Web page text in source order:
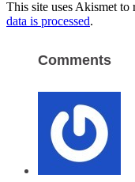
This site uses Akismet to
data is processed.
Comments